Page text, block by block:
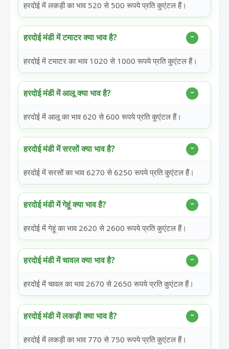
हरदोई में लकड़ी का भाव 520 से 500 रूपये प्रति कुएंटल हैं।
हरदोई मंडी में टमाटर क्या भाव है?
हरदोई में टमाटर का भाव 1020 से 1000 रूपये प्रति कुएंटल हैं।
हरदोई मंडी में आलू क्या भाव है?
हरदोई में आलू का भाव 620 से 600 रूपये प्रति कुएंटल हैं।
हरदोई मंडी में सरसों क्या भाव है?
हरदोई में सरसों का भाव 6270 से 6250 रूपये प्रति कुएंटल हैं।
हरदोई मंडी में गेहूं क्या भाव है?
हरदोई में गेहूं का भाव 2620 से 2600 रूपये प्रति कुएंटल हैं।
हरदोई मंडी में चावल क्या भाव है?
हरदोई में चावल का भाव 2670 से 2650 रूपये प्रति कुएंटल हैं।
हरदोई मंडी में लकड़ी क्या भाव है?
हरदोई में लकड़ी का भाव 770 से 750 रूपये प्रति कुएंटल हैं।